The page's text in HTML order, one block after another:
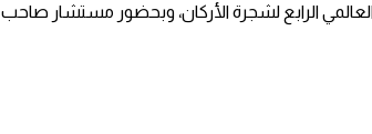
الرابع لشجرة الأركان، وبحضور مستشار